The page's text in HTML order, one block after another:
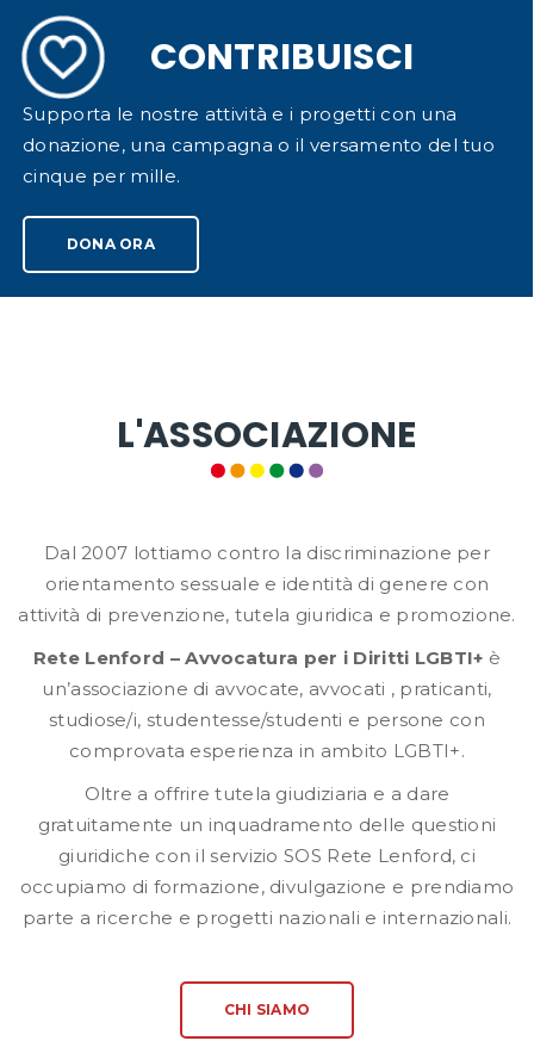
CONTRIBUISCI
Supporta le nostre attività e i progetti con una
donazione, una campagna o il versamento del tuo
cinque per mille.
DONA ORA
L'ASSOCIAZIONE
Dal 2007 lottiamo contro la discriminazione per
orientamento sessuale e identità di genere con
attività di prevenzione, tutela giuridica e promozione.
Rete Lenford – Avvocatura per i Diritti LGBTI+ è
un’associazione di avvocate, avvocati , praticanti,
studiose/i, studentesse/studenti e persone con
comprovata esperienza in ambito LGBTI+.
Oltre a offrire tutela giudiziaria e a dare
gratuitamente un inquadramento delle questioni
giuridiche con il servizio SOS Rete Lenford, ci
occupiamo di formazione, divulgazione e prendiamo
parte a ricerche e progetti nazionali e internazionali.
CHI SIAMO